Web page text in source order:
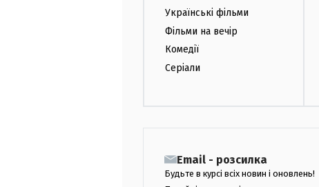
Українські фільми
Фільми на вечір
Комедії
Серіали
Email - розсилка
Будьте в курсі всіх новин і оновлень!